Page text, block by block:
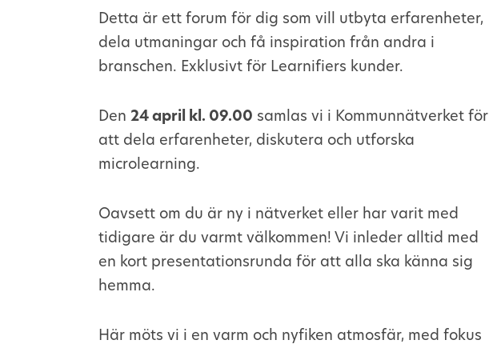
Detta är ett forum för dig som vill utbyta erfarenheter,
dela utmaningar och få inspiration från andra i
branschen. Exklusivt för Learnifiers kunder.
Den24 april kl. 09.00 samlas vi i Kommunnätverket för
att dela erfarenheter, diskutera och utforska
microlearning.
Oavsett om du är ny i nätverket eller har varit med
tidigare är du varmt välkommen! Vi inleder alltid med
en kort presentationsrunda för att alla ska känna sig
hemma.
Här möts vi i en varm och nyfiken atmosfär, med fokus